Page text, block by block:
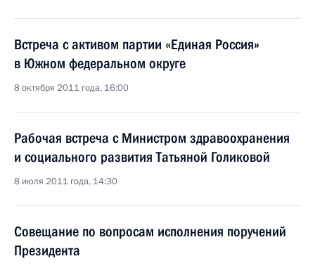
Встреча с активом партии «Единая Россия»
в Южном федеральном округе
8 октября 2011 года, 16:00
Рабочая встреча с Министром здравоохранения
и социального развития Татьяной Голиковой
8 июля 2011 года, 14:30
Совещание по вопросам исполнения поручений
Президента